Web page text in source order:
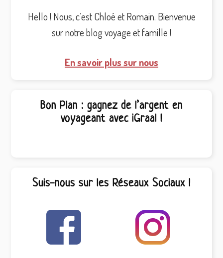
Hello ! Nous, c’est Chloé et Romain. Bienvenue
sur notre blog voyage et famille !
En savoir plus sur nous
Bon Plan : gagnez de l’argent en
voyageant avec iGraal !
Suis-nous sur les Réseaux Sociaux !